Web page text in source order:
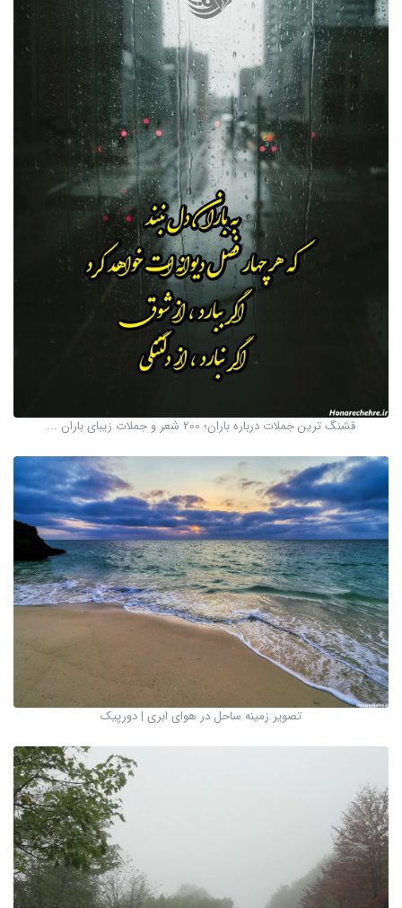
قشنگ ترین جملات درباره باران؛ 200 شعر و جملات زیبای باران ...
تصویر زمینه ساحل در هوای ابری | دورپیک